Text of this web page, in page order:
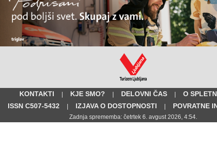
KONTAKTI KJE SMO? DELOVNI ČAS
O
ISSN C507-5432
IZJAVA O DOSTOPNOSTI POVRATNE
Zadnja sprememba: četrtek 6. avgust 2026, 4:54.